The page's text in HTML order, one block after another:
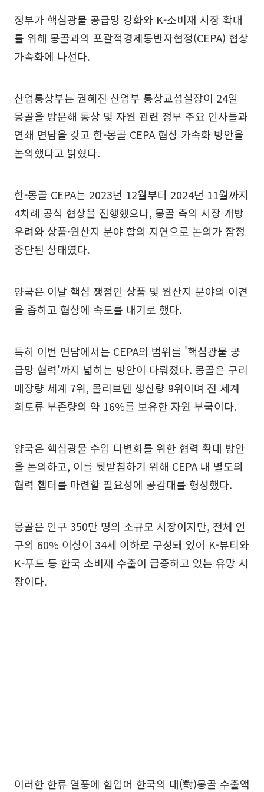
정부가 핵심광물 공급망 강화와 K-소비재 시장 확대
를 위해 몽골과의 포괄적경제동반자협정(CEPA) 협상
가속화에 나선다.
산업통상부는 권혜진 산업부 통상교섭실장이 24일
몽골을 방문해 통상 및 자원 관련 정부 주요 인사들과
연쇄 면담을 갖고 한-몽골 CEPA 협상 가속화 방안을
논의했다고 밝혔다.
한-몽골 CEPA는 2023년 12월부터 2024년 11월까지
4차례 공식 협상을 진행했으나, 몽골 측의 시장 개방
우려와 상품·원산지 분야 합의 지연으로 논의가 잠정
중단된 상태였다.
양국은 이날 핵심 쟁점인 상품 및 원산지 분야의 이견
을 좁히고 협상에 속도를 내기로 했다.
특히 이번 면담에서는 CEPA의 범위를 '핵심광물 공
급망 협력'까지 넓히는 방안이 다뤄졌다. 몽골은 구리
매장량 세계 7위, 몰리브덴 생산량 9위이며 전 세계
희토류 부존량의 약 16%를 보유한 자원 부국이다.
양국은 핵심광물 수입 다변화를 위한 협력 확대 방안
을 논의하고, 이를 뒷받침하기 위해 CEPA 내 별도의
협력 챕터를 마련할 필요성에 공감대를 형성했다.
몽골은 인구 350만 명의 소규모 시장이지만, 전체 인
구의 60% 이상이 34세 이하로 구성돼 있어 K-뷰티와
K-푸드 등 한국 소비재 수출이 급증하고 있는 유망 시
장이다.
이러한 한류 열풍에 힘입어 한국의 대(對)몽골 수출액